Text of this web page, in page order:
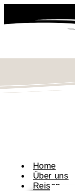
Home
Über uns
Reisen